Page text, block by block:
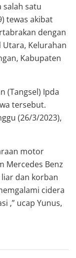
salah satu
tewas akibat
dengan
Utara, Kelurahan
Kabupaten
(Tangsel) Ipda
tersebut.
(26/3/2023),
motor
Mercedes Benz
dan korban
cidera
,” ucap Yunus,